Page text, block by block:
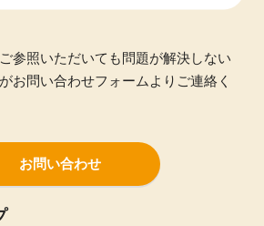
参照いただいても問題が解決しない
お問い合わせフォームよりご連絡く
お問い合わせ